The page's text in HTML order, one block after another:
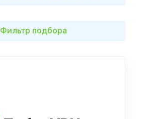
Фильтр подбора